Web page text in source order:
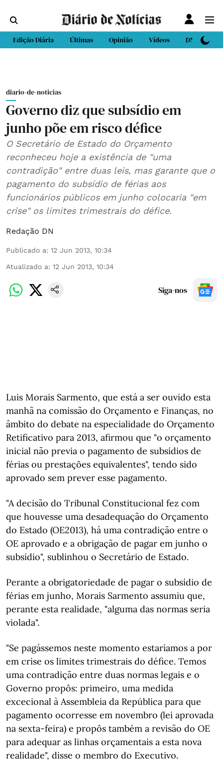
Edição Diária Últimas Opinião Vídeos DN Sport
diario-de-noticias
Governo diz que subsídio em
junho põe em risco défice
O Secretário de Estado do Orçamento
reconheceu hoje a existência de "uma
contradição" entre duas leis, mas garante que o
pagamento do subsídio de férias aos
funcionários públicos em junho colocaria "em
crise" os limites trimestrais do défice.
Redação DN
Publicado a: 12 Jun 2013, 10:34
Atualizado a: 12 Jun 2013, 10:34
Siga-nos
Luis Morais Sarmento, que está a ser ouvido esta
manhã na comissão do Orçamento e Finanças, no
âmbito do debate na especialidade do Orçamento
Retificativo para 2013, afirmou que "o orçamento
inicial não previa o pagamento de subsídios de
férias ou prestações equivalentes", tendo sido
aprovado sem prever esse pagamento.
"A decisão do Tribunal Constitucional fez com
que houvesse uma desadequação do Orçamento
do Estado (OE2013), há uma contradição entre o
OE aprovado e a obrigação de pagar em junho o
subsídio", sublinhou o Secretário de Estado.
Perante a obrigatoriedade de pagar o subsídio de
férias em junho, Morais Sarmento assumiu que,
perante esta realidade, "alguma das normas seria
violada".
"Se pagássemos neste momento estaríamos a por
em crise os limites trimestrais do défice. Temos
uma contradição entre duas normas legais e o
Governo propôs: primeiro, uma medida
excecional à Assembleia da República para que
pagamento ocorresse em novembro (lei aprovada
na sexta-feira) e propôs também a revisão do OE
para adequar as linhas orçamentais a esta nova
realidade", disse o membro do Executivo.